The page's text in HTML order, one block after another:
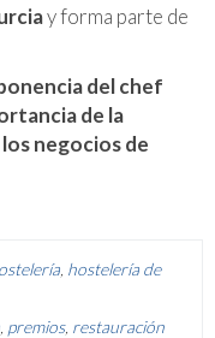
y forma parte de
del chef
de la
negocios de
hostelería de
premios, restauración